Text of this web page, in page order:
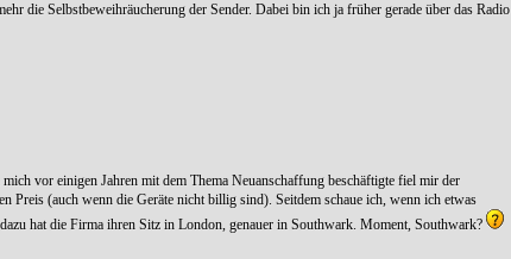
die Selbstbeweihräucherung der Sender. Dabei bin ich ja früher gerade über das Radio
vor einigen Jahren mit dem Thema Neuanschaffung beschäftigte fiel mir der
Preis (auch wenn die Geräte nicht billig sind). Seitdem schaue ich, wenn ich etwas
hat die Firma ihren Sitz in London, genauer in Southwark. Moment, Southwark?